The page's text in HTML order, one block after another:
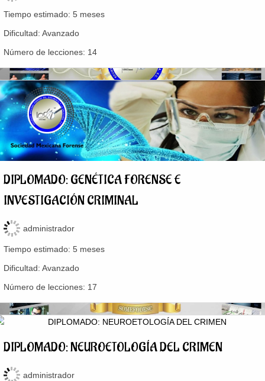
Tiempo estimado: 5 meses
Dificultad: Avanzado
Número de lecciones: 14
DIPLOMADO: GENÉTICA FORENSE E
INVESTIGACIÓN CRIMINAL
administrador
Tiempo estimado: 5 meses
Dificultad: Avanzado
Número de lecciones: 17
DIPLOMADO: NEUROETOLOGÍA DEL CRIMEN
administrador